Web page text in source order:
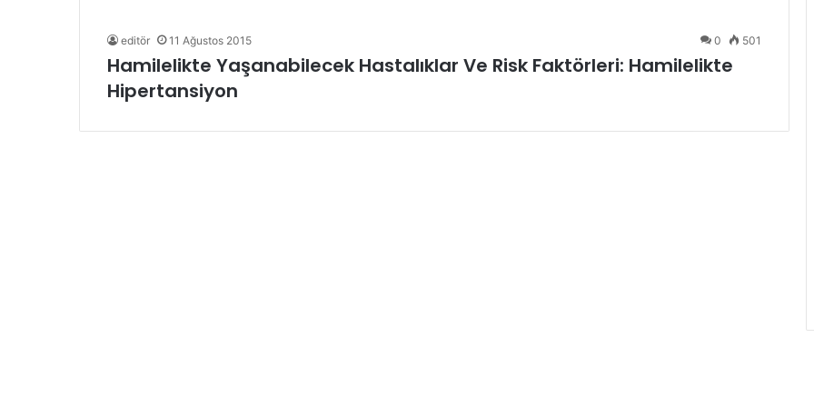
editör 11 Ağustos 2015 0 501
Hamilelikte Yaşanabilecek Hastalıklar Ve Risk Faktörleri: Hamilelikte
Hipertansiyon